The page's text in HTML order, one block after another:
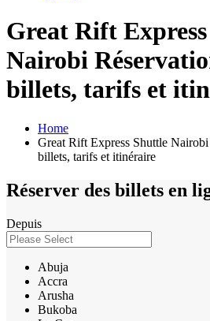
Great Rift
Nairobi
billets, tarifs et
Home
Great Rift Express Shuttle
billets, tarifs et itinéraire
Réserver des billets en
Depuis
Abuja
Accra
Arusha
Bukoba